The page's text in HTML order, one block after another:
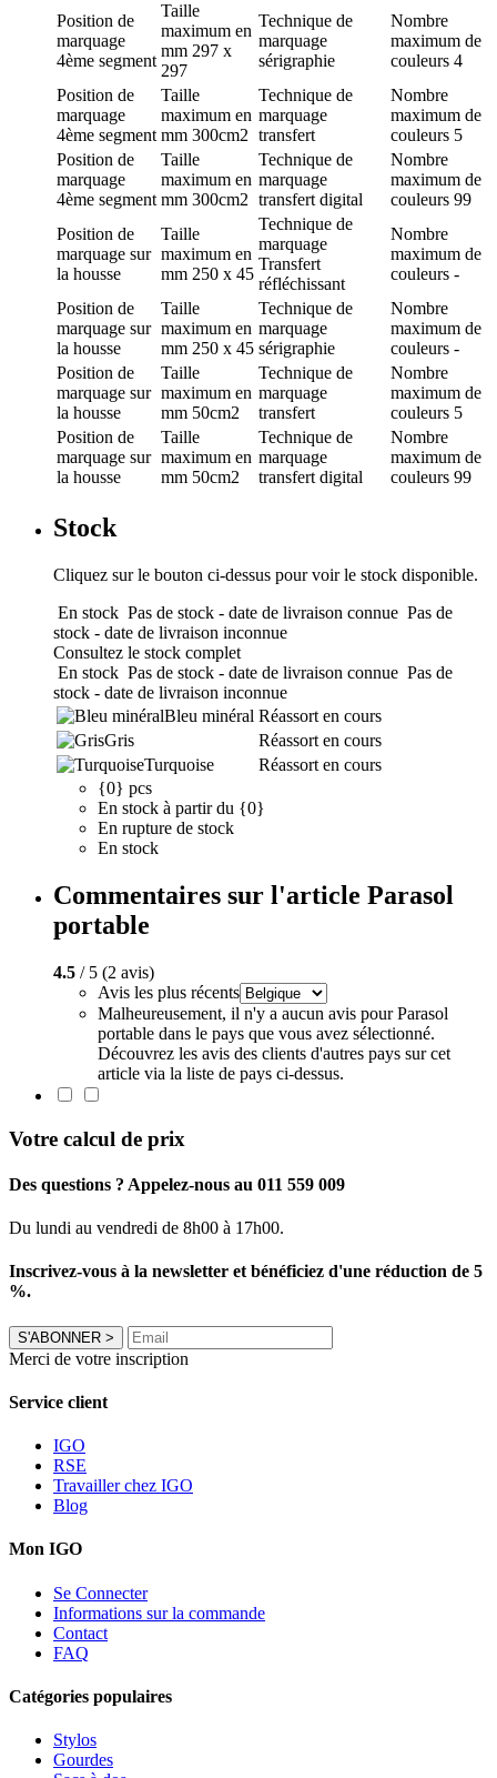
Position de
marquage
4ème segment
Taille
maximum en
mm 297 x
297
Technique de
marquage
sérigraphie
Nombre
maximum de
couleurs 4
Position de
marquage
4ème segment
Taille
maximum en
mm 300cm2
Technique de
marquage
transfert
Nombre
maximum de
couleurs 5
Position de
marquage
4ème segment
Taille
maximum en
mm 300cm2
Technique de
marquage
transfert digital
Nombre
maximum de
couleurs 99
Position de
marquage sur
la housse
Taille
maximum en
mm 250 x 45
Technique de
marquage
Transfert
réfléchissant
Nombre
maximum de
couleurs -
Position de
marquage sur
la housse
Taille
maximum en
mm 250 x 45
Technique de
marquage
sérigraphie
Nombre
maximum de
couleurs -
Position de
marquage sur
la housse
Taille
maximum en
mm 50cm2
Technique de
marquage
transfert
Nombre
maximum de
couleurs 5
Position de
marquage sur
la housse
Taille
maximum en
mm 50cm2
Technique de
marquage
transfert digital
Nombre
maximum de
couleurs 99
Stock
Cliquez sur le bouton ci-dessus pour voir le stock disponible.
En stock Pas de stock - date de livraison connue Pas de
stock - date de livraison inconnue
Consultez le stock complet
En stock Pas de stock - date de livraison connue Pas de
stock - date de livraison inconnue
Bleu minéral Réassort en cours
Gris
Réassort en cours
Turquoise
Réassort en cours
{0} pcs
En stock à partir du {0}
En rupture de stock
En stock
Commentaires sur l'article Parasol
portable
4.5 / 5 (2 avis)
Avis les plus récents
Malheureusement, il n'y a aucun avis pour Parasol
portable dans le pays que vous avez sélectionné.
Découvrez les avis des clients d'autres pays sur cet
article via la liste de pays ci-dessus.
Votre calcul de prix
Des questions ? Appelez-nous au 011 559 009
Du lundi au vendredi de 8h00 à 17h00.
Inscrivez-vous à la newsletter et bénéficiez d'une réduction de 5
%.
S'ABONNER >
Merci de votre inscription
Service client
IGO
RSE
Travailler chez IGO
Blog
Mon IGO
Se Connecter
Informations sur la commande
Contact
FAQ
Catégories populaires
Stylos
Gourdes